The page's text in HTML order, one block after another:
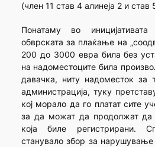
(член 11 став 4 алинеја 2 и став
Понатаму во
обврската за плаќање на
200 до 3000 евра била без
на надоместоците била
давачка, ниту надоместок за
администрација, туку
кој морало да го платат сите
за да можат да продолжат да
која биле регистрирани.
станувало збор за